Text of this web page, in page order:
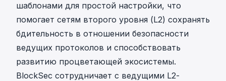
шаблонами для простой настройки, что
помогает сетям второго уровня (L2) сохранять
бдительность в отношении безопасности
ведущих протоколов и способствовать
развитию процветающей экосистемы.
BlockSec сотрудничает с ведущими L2-